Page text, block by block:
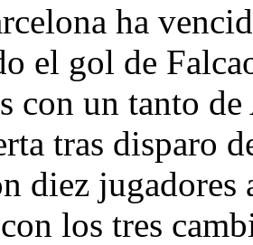
ha
el gol de
con un tanto
tras disparo
diez
los tres